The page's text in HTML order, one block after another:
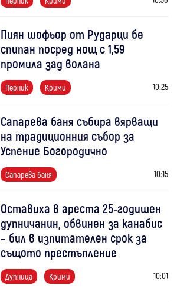
Пиян шофьор от Рударци бе
спипан посред нощ с 1,59
промила зад волана
Перник Крими 10:25
Сапарева баня събира вярващи
на традиционния събор за
Успение Богородично
Сапарева баня 10:15
Оставиха в ареста 25-годишен
дупничанин, обвинен за канабис
– бил в изпитателен срок за
същото престъпление
Дупница Крими 10:01